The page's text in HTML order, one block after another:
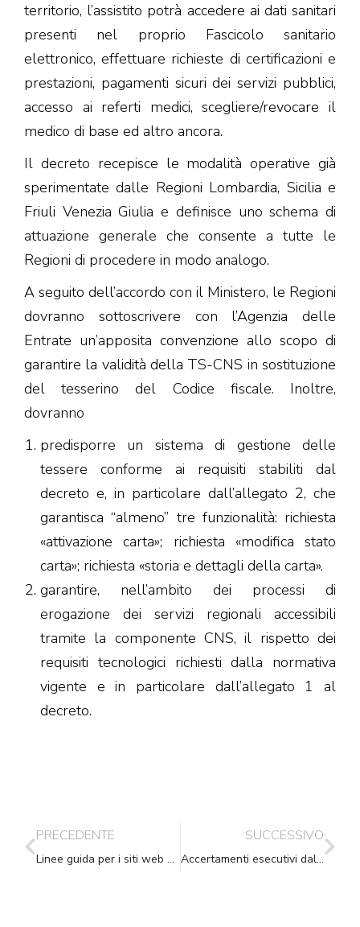
territorio, l’assistito potrà accedere ai dati sanitari
presenti nel proprio Fascicolo sanitario
elettronico, effettuare richieste di certificazioni e
prestazioni, pagamenti sicuri dei servizi pubblici,
accesso ai referti medici, scegliere/revocare il
medico di base ed altro ancora.
Il decreto recepisce le modalità operative già
sperimentate dalle Regioni Lombardia, Sicilia e
Friuli Venezia Giulia e definisce uno schema di
attuazione generale che consente a tutte le
Regioni di procedere in modo analogo.
A seguito dell’accordo con il Ministero, le Regioni
dovranno sottoscrivere con l’Agenzia delle
Entrate un’apposita convenzione allo scopo di
garantire la validità della TS-CNS in sostituzione
del tesserino del Codice fiscale. Inoltre,
dovranno
predisporre un sistema di gestione delle
tessere conforme ai requisiti stabiliti dal
decreto e, in particolare dall’allegato 2, che
garantisca “almeno” tre funzionalità: richiesta
«attivazione carta»; richiesta «modifica stato
carta»; richiesta «storia e dettagli della carta».
garantire, nell’ambito dei processi di
erogazione dei servizi regionali accessibili
tramite la componente CNS, il rispetto dei
requisiti tecnologici richiesti dalla normativa
vigente e in particolare dall’allegato 1 al
decreto.
PRECEDENTE
Linee guida per i siti web della P.A.
SUCCESSIVO
Accertamenti esecutivi dal primo ottobre: chiarimenti dell’Agenzia delle Entrate